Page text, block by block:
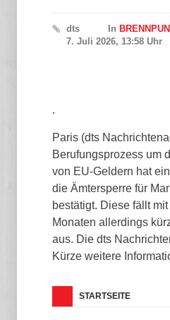
dts In
7. Juli 2026, 13:58 Uhr
.
Paris (dts
Berufungsprozess um
von EU-Geldern hat
die Ämtersperre für
bestätigt. Diese fällt
Monaten allerdings
aus. Die dts
Kürze weitere
STARTSEITE